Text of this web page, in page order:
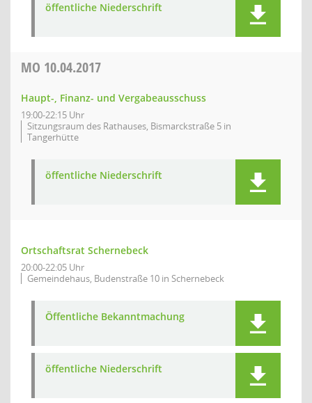
öffentliche Niederschrift
MO 10.04.2017
Haupt-, Finanz- und Vergabeausschuss
19:00-22:15 Uhr
Sitzungsraum des Rathauses, Bismarckstraße 5 in
Tangerhütte
öffentliche Niederschrift
Ortschaftsrat Schernebeck
20:00-22:05 Uhr
Gemeindehaus, Budenstraße 10 in Schernebeck
Öffentliche Bekanntmachung
öffentliche Niederschrift